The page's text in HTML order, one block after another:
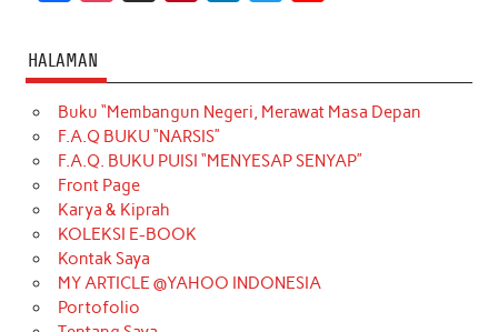
c
e
b
o
o
k
t
a
g
r
a
m
T
o
k
t
e
r
k
e
d
t
t
e
T
u
b
HALAMAN
Buku “Membangun Negeri, Merawat Masa Depan
F.A.Q BUKU “NARSIS”
F.A.Q. BUKU PUISI “MENYESAP SENYAP”
Front Page
Karya & Kiprah
KOLEKSI E-BOOK
Kontak Saya
MY ARTICLE @YAHOO INDONESIA
Portofolio